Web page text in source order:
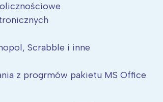
Scrabble i inne
z progrmów pakietu MS Office
Warszawa
Trójmiasto